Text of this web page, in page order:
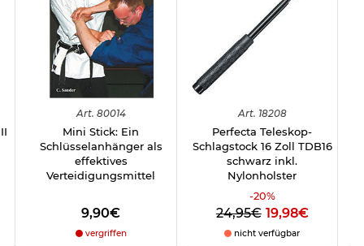
Art. 80014
Mini Stick: Ein
Schlüsselanhänger als
effektives
Verteidigungsmittel
9,90€
vergriffen
Art. 18208
Perfecta Teleskop-
Schlagstock 16 Zoll TDB16
schwarz inkl.
Nylonholster
-20%
24,95€ 19,98€
nicht verfügbar